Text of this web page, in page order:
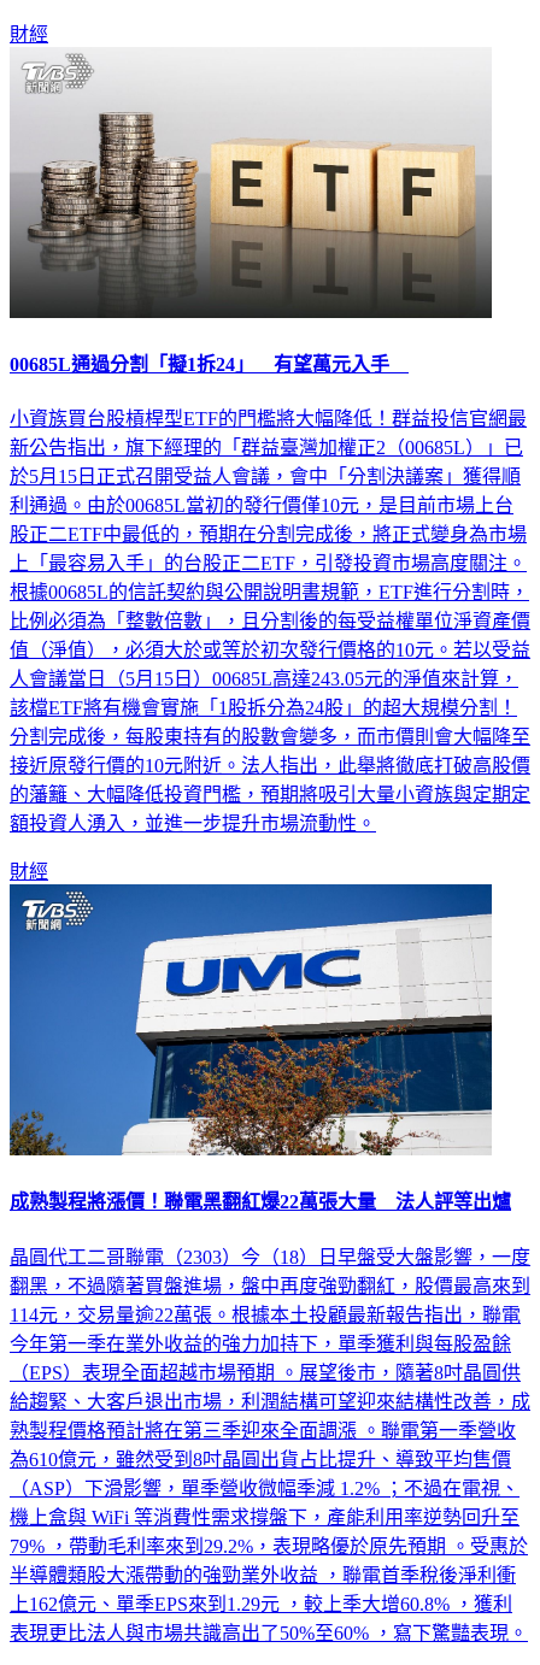
財經
小資族買台股槓桿型ETF的門檻將大幅降低！群益投信官網最
新公告指出，旗下經理的「群益臺灣加權正2（00685L）」已
於5月15日正式召開受益人會議，會中「分割決議案」獲得順
利通過。由於00685L當初的發行價僅10元，是目前市場上台
股正二ETF中最低的，預期在分割完成後，將正式變身為市場
上「最容易入手」的台股正二ETF，引發投資市場高度關注。
根據00685L的信託契約與公開說明書規範，ETF進行分割時，
比例必須為「整數倍數」，且分割後的每受益權單位淨資產價
值（淨值），必須大於或等於初次發行價格的10元。若以受益
人會議當日（5月15日）00685L高達243.05元的淨值來計算，
該檔ETF將有機會實施「1股拆分為24股」的超大規模分割！
分割完成後，每股東持有的股數會變多，而市價則會大幅降至
接近原發行價的10元附近。法人指出，此舉將徹底打破高股價
的藩籬、大幅降低投資門檻，預期將吸引大量小資族與定期定
財經
晶圓代工二哥聯電（2303）今（18）日早盤受大盤影響，一度
翻黑，不過隨著買盤進場，盤中再度強勁翻紅，股價最高來到
114元，交易量逾22萬張。根據本土投顧最新報告指出，聯電
今年第一季在業外收益的強力加持下，單季獲利與每股盈餘
（EPS）表現全面超越市場預期 。展望後市，隨著8吋晶圓供
給趨緊、大客戶退出市場，利潤結構可望迎來結構性改善，成
熟製程價格預計將在第三季迎來全面調漲 。聯電第一季營收
為610億元，雖然受到8吋晶圓出貨占比提升、導致平均售價
（ASP）下滑影響，單季營收微幅季減 1.2% ；不過在電視、
機上盒與 WiFi 等消費性需求撐盤下，產能利用率逆勢回升至
79% ，帶動毛利率來到29.2%，表現略優於原先預期 。受惠於
半導體類股大漲帶動的強勁業外收益 ，聯電首季稅後淨利衝
上162億元、單季EPS來到1.29元 ，較上季大增60.8% ，獲利